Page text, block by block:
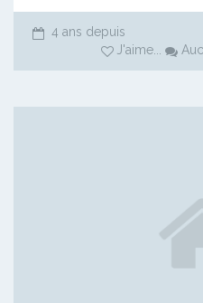
4 ans depuis
J'aime ...